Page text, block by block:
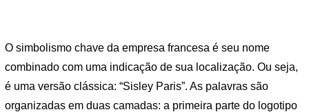
O simbolismo chave da empresa francesa é seu nome
combinado com uma indicação de sua localização. Ou seja,
é uma versão clássica: “Sisley Paris”. As palavras são
organizadas em duas camadas: a primeira parte do logotipo